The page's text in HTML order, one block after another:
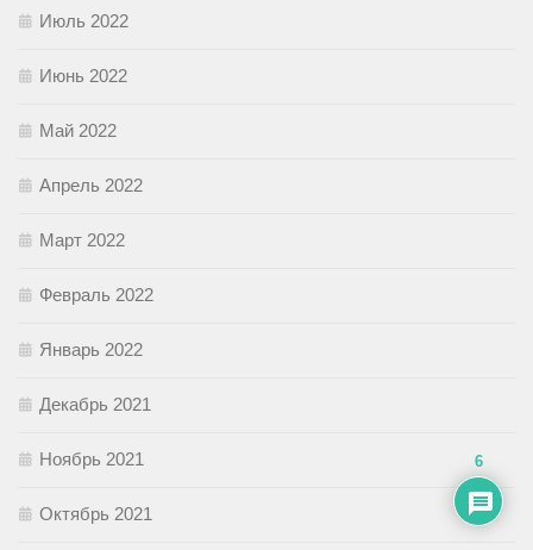
Июль 2022
Июнь 2022
Май 2022
Апрель 2022
Март 2022
Февраль 2022
Январь 2022
Декабрь 2021
Ноябрь 2021
Октябрь 2021
6